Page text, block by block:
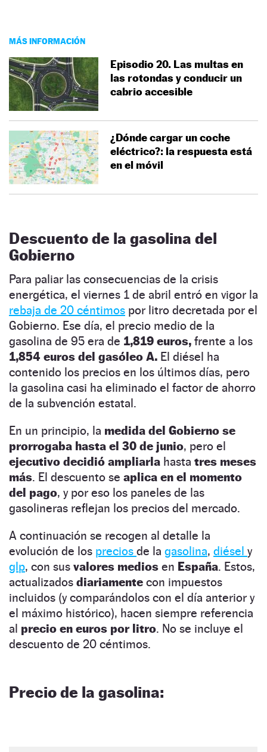
MÁS INFORMACIÓN
Episodio 20. Las multas en
las rotondas y conducir un
cabrio accesible
¿Dónde cargar un coche
eléctrico?: la respuesta está
en el móvil
Descuento de la gasolina del
Gobierno
Para paliar las consecuencias de la crisis
energética, el viernes 1 de abril entró en vigor la
rebaja de 20 céntimos por litro decretada por el
Gobierno. Ese día, el precio medio de la
gasolina de 95 era de 1,819 euros, frente a los
1,854 euros del gasóleo A. El diésel ha
contenido los precios en los últimos días, pero
la gasolina casi ha eliminado el factor de ahorro
de la subvención estatal.
En un principio, la medida del Gobierno se
prorrogaba hasta el 30 de junio, pero el
ejecutivo decidió ampliarla hasta tres meses
más. El descuento se aplica en el momento
del pago, y por eso los paneles de las
gasolineras reflejan los precios del mercado.
A continuación se recogen al detalle la
evolución de los precios de la gasolina, diésel y
glp, con sus valores medios en España. Estos,
actualizados diariamente con impuestos
incluidos (y comparándolos con el día anterior y
el máximo histórico), hacen siempre referencia
al precio en euros por litro. No se incluye el
descuento de 20 céntimos.
Precio de la gasolina: